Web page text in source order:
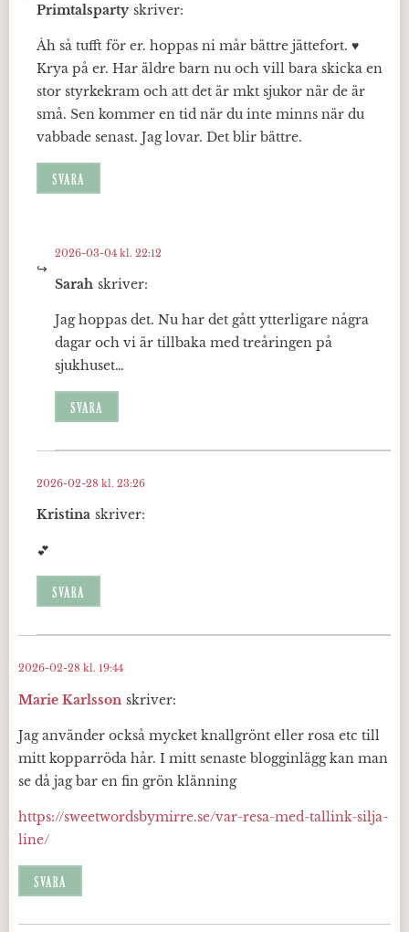
Primtalsparty skriver:
Åh så tufft för er. hoppas ni mår bättre jättefort. ♥️
Krya på er. Har äldre barn nu och vill bara skicka en
stor styrkekram och att det är mkt sjukor när de är
små. Sen kommer en tid när du inte minns när du
vabbade senast. Jag lovar. Det blir bättre.
SVARA
Sarah skriver:
2026-03-04 kl. 22:12
Jag hoppas det. Nu har det gått ytterligare några
dagar och vi är tillbaka med treåringen på
sjukhuset…
SVARA
Kristina skriver:
2026-02-28 kl. 23:26
💕
SVARA
Marie Karlsson skriver:
2026-02-28 kl. 19:44
Jag använder också mycket knallgrönt eller rosa etc till
mitt kopparröda hår. I mitt senaste blogginlägg kan man
se då jag bar en fin grön klänning
https://sweetwordsbymirre.se/var-resa-med-tallink-silja-
line/
SVARA